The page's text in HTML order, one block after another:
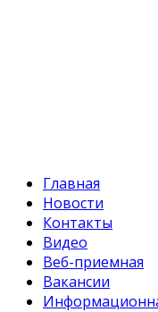
Главная
Новости
Контакты
Видео
Веб-приемная
Вакансии